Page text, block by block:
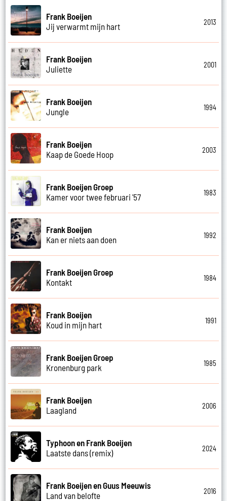
Frank Boeijen
Jij verwarmt mijn hart
2013
Frank Boeijen
Juliette
2001
Frank Boeijen
Jungle
1994
Frank Boeijen
Kaap de Goede Hoop
2003
Frank Boeijen Groep
Kamer voor twee februari '57
1983
Frank Boeijen
Kan er niets aan doen
1992
Frank Boeijen Groep
Kontakt
1984
Frank Boeijen
Koud in mijn hart
1991
Frank Boeijen Groep
Kronenburg park
1985
Frank Boeijen
Laagland
2006
Typhoon en Frank Boeijen
Laatste dans (remix)
2024
Frank Boeijen en Guus Meeuwis
Land van belofte
2016